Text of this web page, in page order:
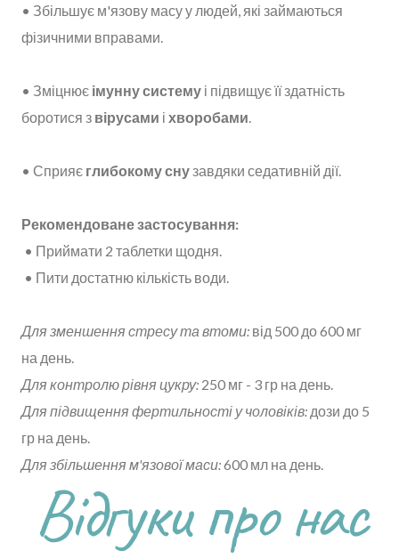
• Збільшує м'язову масу у людей, які займаються
фізичними вправами.
• Зміцнює імунну систему і підвищує її здатність
боротися з вірусами і хворобами
• Сприяє глибокому сну завдяки седативній дії.
Рекомендоване застосування:
• Приймати 2 таблетки щодня.
• Пити достатню кількість води.
Для зменшення стресу та втоми: від 500 до 600 мг
на день.
Для контролю рівня цукру: 250 мг - 3 гр на день.
Для підвищення фертильності у чоловіків: дози до 5
гр на день.
Для збільшення м'язової маси:600 мл на день.
Відгуки про нас